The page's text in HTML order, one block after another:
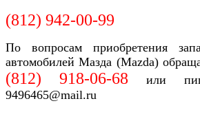
(812) 942-00-99
По вопросам приобретения
автомобилей Мазда (Mazda)
(812)918-06-68или
9496465@mail.ru